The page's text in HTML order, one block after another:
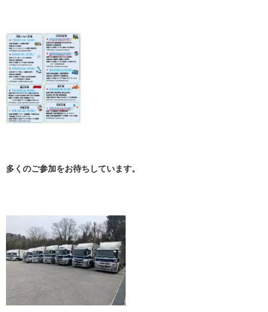
多くのご参加をお待ちしています。